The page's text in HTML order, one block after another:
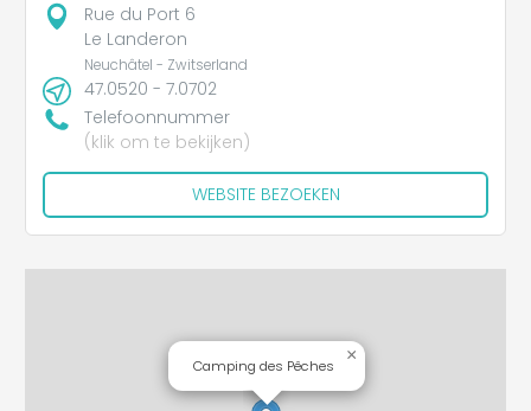
Rue du Port 6
Le Landeron
Neuchâtel - Zwitserland
47.0520 - 7.0702
Telefoonnummer
(klik om te bekijken)
WEBSITE BEZOEKEN
Camping des Pêches
×